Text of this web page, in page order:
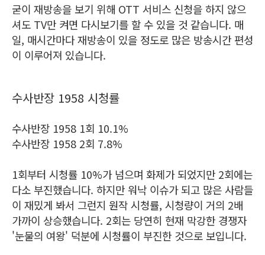
굳이 재방송을 보기 위해 OTT 서비스 신청을 하지 않으
셔도 TV만 켜면 다시보기를 할 수 있을 것 같습니다. 매
일, 매시간마다 재방송이 있을 정도로 많은 방송시간 편성
이 이루어져 있습니다.
수사반장 1958 시청률
수사반장 1958 1회 10.1%
수사반장 1958 2회 7.8%
1회부터 시청률 10%가 넘으며 화제가 되었지만 2회에는
다소 부진했습니다. 하지만 워낙 이슈가 되고 많은 사람들
이 재밌게 봐서 그런지 원작 시청률, 시청량이 거의 2배
가까이 상승했습니다. 2회는 당연히 현재 막강한 경쟁자
'눈물의 여왕' 덕분에 시청률이 부진한 것으로 보입니다.